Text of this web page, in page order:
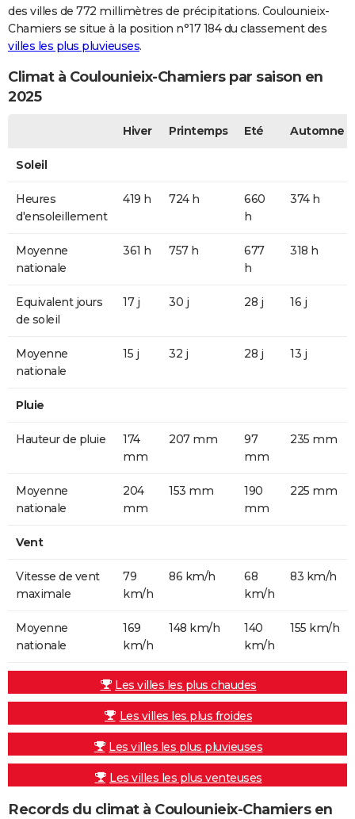
des villes de 772 millimètres de précipitations. Coulounieix-
Chamiers se situe à la position n°17 184 du classement des
villes les plus pluvieuses.
Climat à Coulounieix-Chamiers par saison en
2025
Hiver Printemps Eté Automne
Soleil
Heures
d'ensoleillement
419 h 724 h
660
h
374 h
Moyenne
nationale
361 h 757 h
677
h
318 h
Equivalent jours
de soleil
17 j 30 j 28 j 16 j
Moyenne
nationale
15 j 32 j 28 j 13 j
Pluie
Hauteur de pluie
174
mm
207 mm
97
mm
235 mm
Moyenne
nationale
204
mm
153 mm
190
mm
225 mm
Vent
Vitesse de vent
maximale
79
km/h
86 km/h
68
km/h
83 km/h
Moyenne
nationale
169
km/h
148 km/h
140
km/h
155 km/h
Les villes les plus chaudes
Les villes les plus froides
Les villes les plus pluvieuses
Les villes les plus venteuses
Records du climat à Coulounieix-Chamiers en